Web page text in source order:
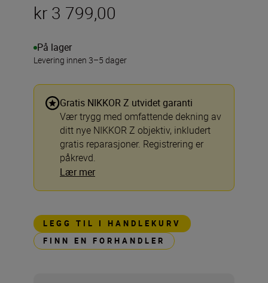
kr 3 799,00
På lager
Levering innen 3–5 dager
Gratis NIKKOR Z utvidet garanti
Vær trygg med omfattende dekning av
ditt nye NIKKOR Z objektiv, inkludert
gratis reparasjoner. Registrering er
påkrevd.
Lær mer
LEGG TIL I HANDLEKURV
FINN EN FORHANDLER